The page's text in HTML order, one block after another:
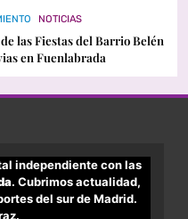
NOTICIAS
las Fiestas del Barrio Belén
en Fuenlabrada
independiente con las
. Cubrimos actualidad,
del sur de Madrid.